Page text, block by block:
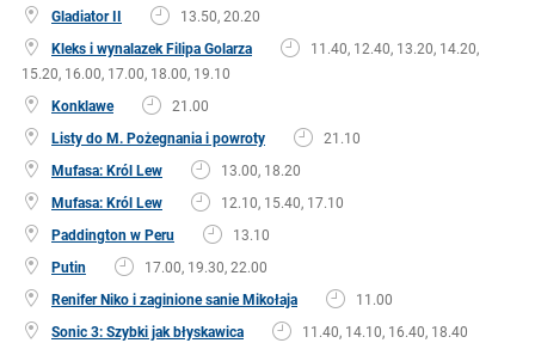
Gladiator II
13.50, 20.20
Kleks i wynalazek Filipa Golarza
11.40, 12.40, 13.20, 14.20,
15.20, 16.00, 17.00, 18.00, 19.10
Konklawe
21.00
Listy do M. Pożegnania i powroty
21.10
Mufasa: Król Lew
13.00, 18.20
Mufasa: Król Lew
12.10, 15.40, 17.10
Paddington w Peru
13.10
Putin
17.00, 19.30, 22.00
Renifer Niko i zaginione sanie Mikołaja
11.00
Sonic 3: Szybki jak błyskawica
11.40, 14.10, 16.40, 18.40